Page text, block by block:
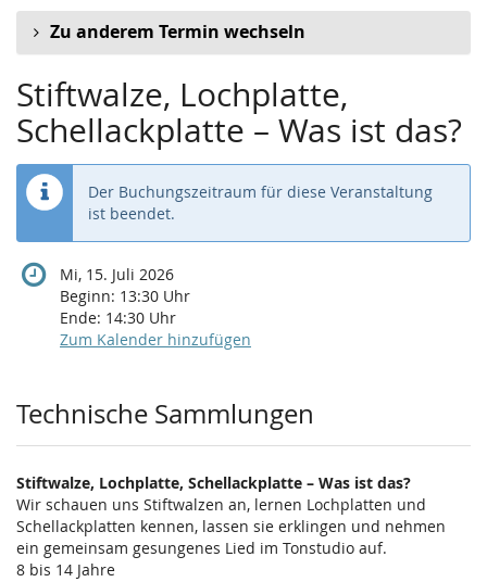
Zu anderem Termin wechseln
Stiftwalze, Lochplatte,
Schellackplatte – Was ist das?
Der Buchungszeitraum für diese Veranstaltung
ist beendet.
Mi, 15. Juli 2026
Beginn: 13:30 Uhr
Ende: 14:30 Uhr
Zum Kalender hinzufügen
Produkte
Technische Sammlungen
Stiftwalze, Lochplatte, Schellackplatte – Was ist das?
Wir schauen uns Stiftwalzen an, lernen Lochplatten und
Schellackplatten kennen, lassen sie erklingen und nehmen
ein gemeinsam gesungenes Lied im Tonstudio auf.
8 bis 14 Jahre